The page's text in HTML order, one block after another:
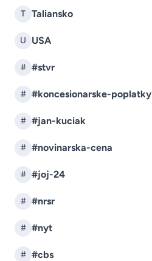
T Taliansko
U USA
# #stvr
# #koncesionarske-poplatky
# #jan-kuciak
# #novinarska-cena
# #joj-24
# #nrsr
# #nyt
# #cbs